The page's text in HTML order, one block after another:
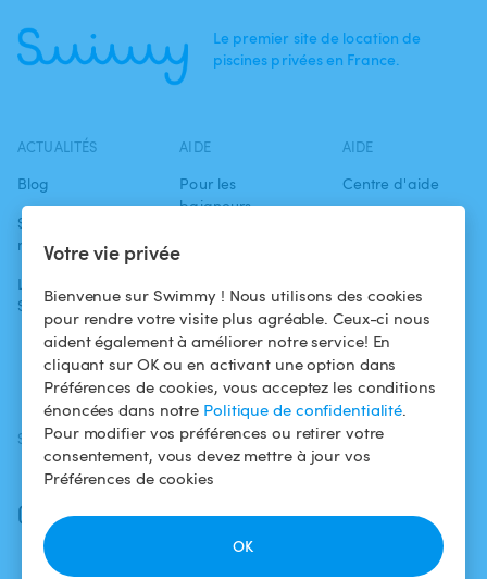
Votre vie privée
Bienvenue sur Swimmy ! Nous utilisons des cookies
pour rendre votre visite plus agréable. Ceux-ci nous
aident également à améliorer notre service! En
cliquant sur OK ou en activant une option dans
Préférences de cookies, vous acceptez les conditions
énoncées dans notre Politique de confidentialité.
Pour modifier vos préférences ou retirer votre
consentement, vous devez mettre à jour vos
Préférences de cookies
OK
Le premier site de location de
piscines privées en France.
ACTUALITÉS
Blog
Swimmy dans les
médias
L'aventure
Swimmy
AIDE
Pour les
baigneurs
Louer ma piscine
Comment ça
marche ?
AIDE
Centre d'aide
confidentialité
Mentions légales
SUIVEZ-NOUS
Facebook
Instagram
TÉLÉCHARGEZ L'APP